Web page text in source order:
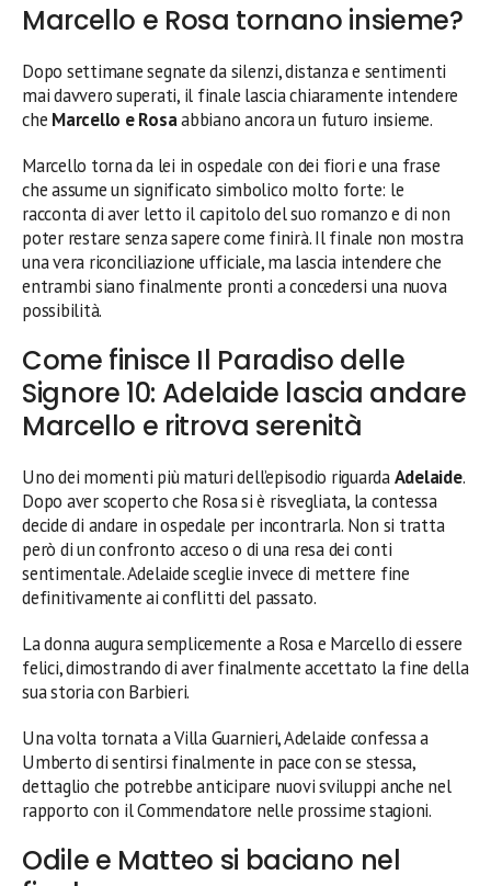
Marcello e Rosa tornano insieme?
Dopo settimane segnate da silenzi, distanza e sentimenti
mai davvero superati, il finale lascia chiaramente intendere
che Marcello e Rosaabbiano ancora un futuro insieme.
Marcello torna da lei in ospedale con dei fiori e una frase
che assume un significato simbolico molto forte: le
racconta di aver letto il capitolo del suo romanzo e di non
poter restare senza sapere come finirà. Il finale non mostra
una vera riconciliazione ufficiale, ma lascia intendere che
entrambi siano finalmente pronti a concedersi una nuova
possibilità.
Come finisce Il Paradiso delle
Signore 10: Adelaide lascia andare
Marcello e ritrova serenità
Uno dei momenti più maturi dell’episodio riguardaAdelaide.
Dopo aver scoperto che Rosa si è risvegliata, la contessa
decide di andare in ospedale per incontrarla. Non si tratta
però di un confronto acceso o di una resa dei conti
sentimentale. Adelaide sceglie invece di mettere fine
definitivamente ai conflitti del passato.
La donna augura semplicemente a Rosa e Marcello di essere
felici, dimostrando di aver finalmente accettato la fine della
sua storia con Barbieri.
Una volta tornata a Villa Guarnieri, Adelaide confessa a
Umberto di sentirsi finalmente in pace con se stessa,
dettaglio che potrebbe anticipare nuovi sviluppi anche nel
rapporto con il Commendatore nelle prossime stagioni.
Odile e Matteo si baciano nel